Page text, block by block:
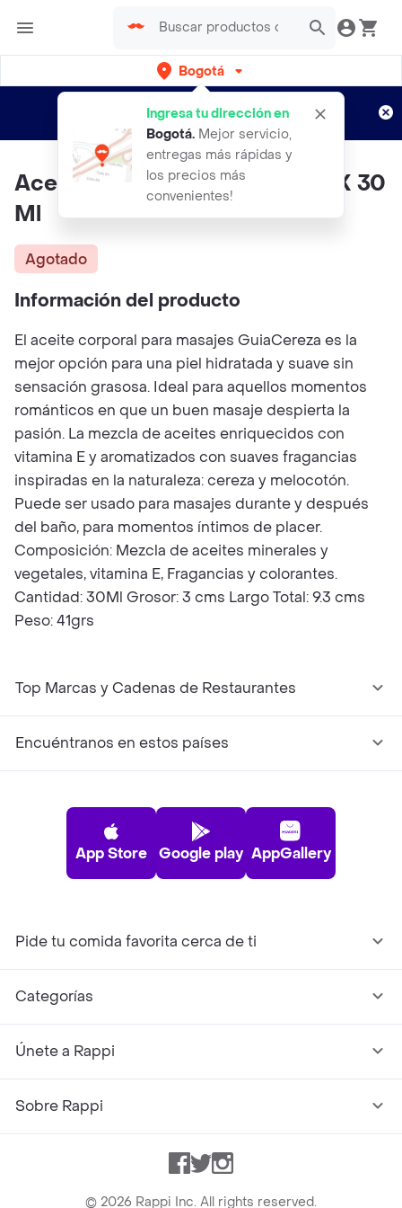
Bogotá
Ingresa tu dirección en
Bogotá. Mejor servicio,
entregas más rápidas y
los precios más
convenientes!
envíos gratis por semanas
Aplican TyC
Aceite Corporal Para Masajes X 30
Ml
Agotado
Información del producto
El aceite corporal para masajes GuiaCereza es la
mejor opción para una piel hidratada y suave sin
sensación grasosa. Ideal para aquellos momentos
románticos en que un buen masaje despierta la
pasión. La mezcla de aceites enriquecidos con
vitamina E y aromatizados con suaves fragancias
inspiradas en la naturaleza: cereza y melocotón.
Puede ser usado para masajes durante y después
del baño, para momentos íntimos de placer.
Composición: Mezcla de aceites minerales y
vegetales, vitamina E, Fragancias y colorantes.
Cantidad: 30Ml Grosor: 3 cms Largo Total: 9.3 cms
Peso: 41grs
Top Marcas y Cadenas de Restaurantes
Encuéntranos en estos países
App Store Google play AppGallery
Pide tu comida favorita cerca de ti
Categorías
Únete a Rappi
Sobre Rappi
Facebook
TwitterInstagram
© 2026 Rappi Inc. All rights reserved.